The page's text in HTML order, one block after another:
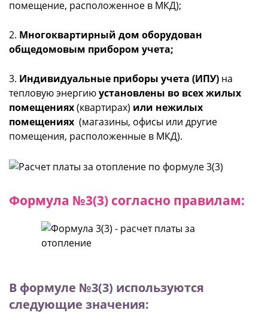
помещение, расположенное в МКД);
2. Многоквартирный дом оборудован
общедомовым прибором учета;
3. Индивидуальные приборы учета (ИПУ) на
тепловую энергиюустановлены во всех жилых
помещениях(квартирах) или нежилых
помещениях (магазины, офисы или другие
помещения, расположенные в МКД).
Формула №3(3) согласно правилам:
В формуле №3(3) используются
следующие значения: